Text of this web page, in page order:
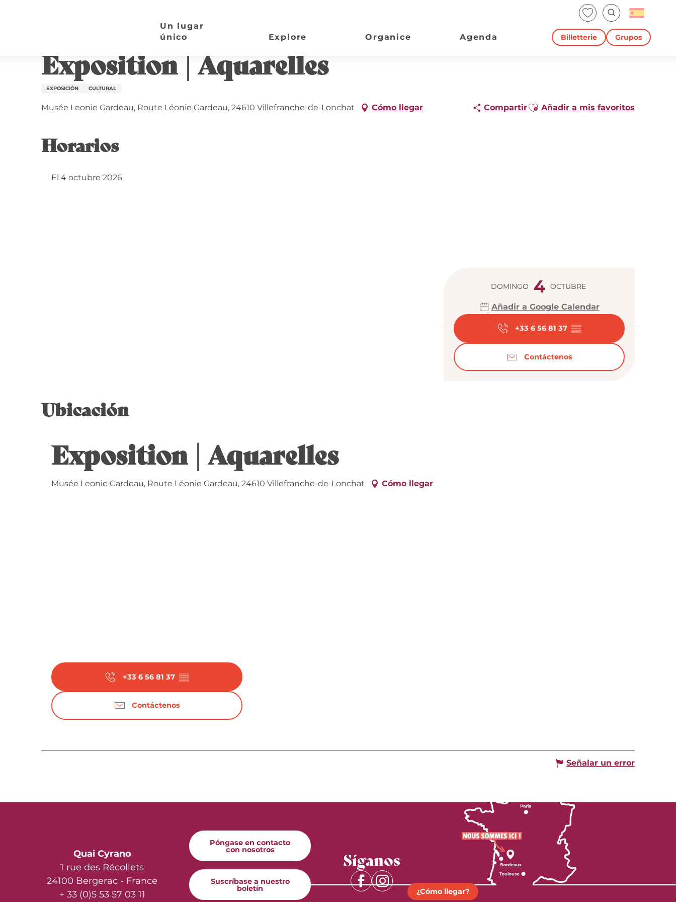
Voir les favoris
Buscar
Billetterie Grupos
Un lugar
único
Explore Organice Agenda
Exposition | Aquarelles
EXPOSICIÓN CULTURAL
Musée Leonie Gardeau, Route Léonie Gardeau, 24610 Villefranche-de-Lonchat Cómo llegar CompartirAjouter aux favoris
Añadir a mis favoritos
Horarios y
DOMINGO 4 OCTUBRE
Añadir a Google Calendar
+33 6 56 81 37 ▒▒
Contáctenos
Horarios
El 4 octubre 2026
Ubicación
Exposition | Aquarelles
Musée Leonie Gardeau, Route Léonie Gardeau, 24610 Villefranche-de-Lonchat Cómo llegar
+33 6 56 81 37 ▒▒
Contáctenos
Señalar un error
Quai Cyrano
1 rue des Récollets
24100 Bergerac - France
+ 33 (0)5 53 57 03 11
Póngase en contacto
con nosotros
Suscríbase a nuestro
boletín
Síganos
¿Cómo llegar?